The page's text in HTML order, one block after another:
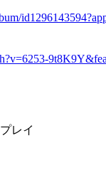
レイ